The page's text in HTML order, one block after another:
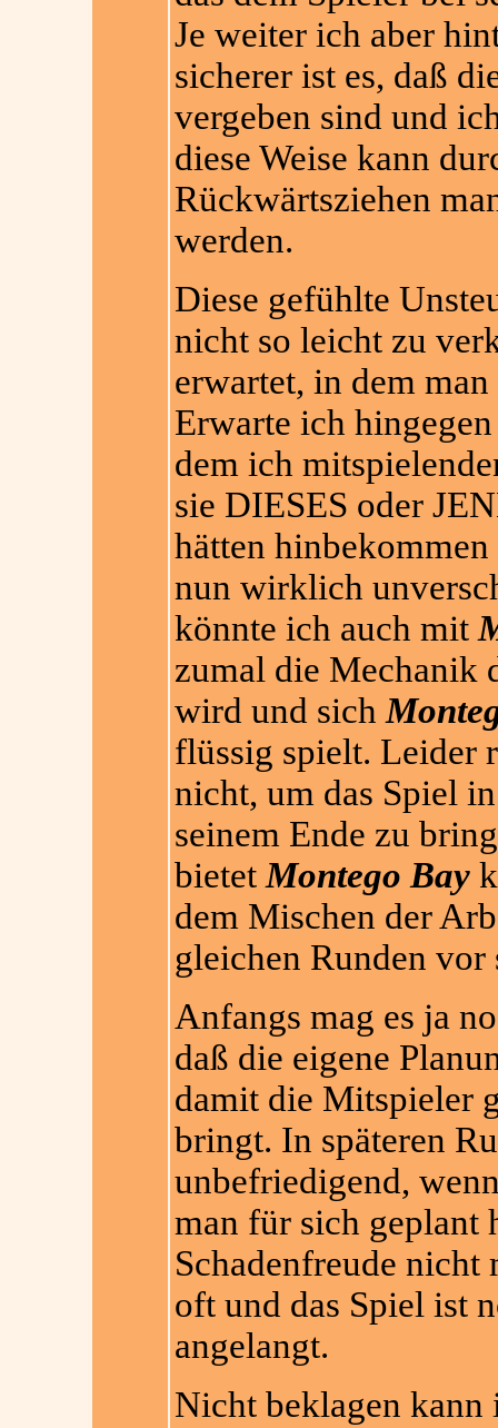
Je weiter ich aber
sicherer ist es, daß
vergeben sind und
diese Weise kann
Rückwärtsziehen
werden.
Diese gefühlte
nicht so leicht zu
erwartet, in dem
Erwarte ich
dem ich
sie DIESES oder
hätten
nun wirklich
könnte ich auch mit
zumal die Mechanik
wird und sich
flüssig spielt. Leider
nicht, um das Spiel
seinem Ende zu
bietet Montego Bay
dem Mischen der
gleichen Runden vor
Anfangs mag es ja
daß die eigene
damit die Mitspieler
bringt. In späteren
unbefriedigend,
man für sich geplant
Schadenfreude nicht
oft und das Spiel ist
angelangt.
Nicht beklagen kann